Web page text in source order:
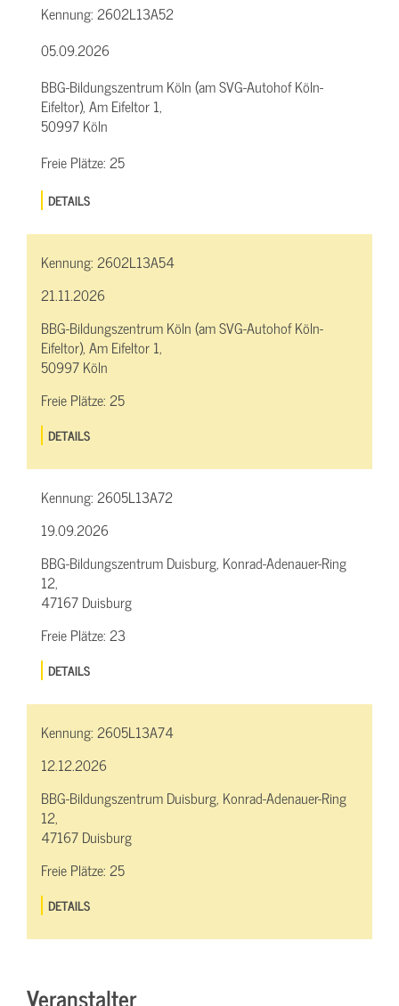
Kennung:2602L13A52
05.09.2026
BBG-Bildungszentrum Köln (am SVG-Autohof Köln-
Eifeltor), Am Eifeltor 1,
50997 Köln
Freie Plätze:25
DETAILS
Kennung:2602L13A54
21.11.2026
BBG-Bildungszentrum Köln (am SVG-Autohof Köln-
Eifeltor), Am Eifeltor 1,
50997 Köln
Freie Plätze:25
DETAILS
Kennung:2605L13A72
19.09.2026
BBG-Bildungszentrum Duisburg, Konrad-Adenauer-Ring
12,
47167 Duisburg
Freie Plätze:23
DETAILS
Kennung:2605L13A74
12.12.2026
BBG-Bildungszentrum Duisburg, Konrad-Adenauer-Ring
12,
47167 Duisburg
Freie Plätze:25
DETAILS
Veranstalter